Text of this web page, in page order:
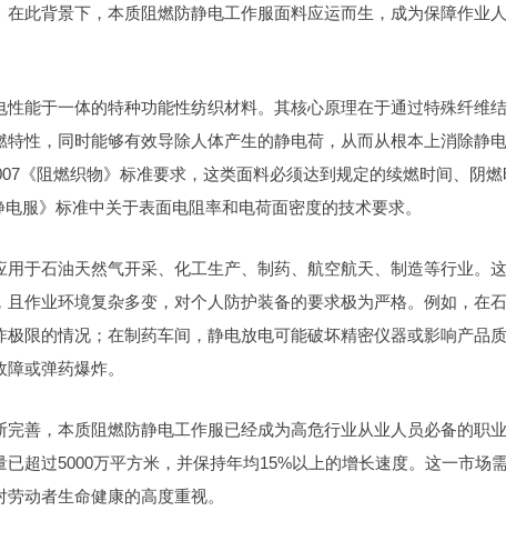
此背景下，本质阻燃防静电工作服面料应运而生，成为保障作业
能于一体的特种功能性纺织材料。其核心原理在于通过特殊纤维
性，同时能够有效导除人体产生的静电荷，从而从根本上消除静
《阻燃织物》标准要求，这类面料必须达到规定的续燃时间、阴燃
服》标准中关于表面电阻率和电荷面密度的技术要求。
于石油天然气开采、化工生产、制药、航空航天、制造等行业。
作业环境复杂多变，对个人防护装备的要求极为严格。例如，在
限的情况；在制药车间，静电放电可能破坏精密仪器或影响产品质
或弹药爆炸。
善，本质阻燃防静电工作服已经成为高危行业从业人员必备的职
超过5000万平方米，并保持年均15%以上的增长速度。这一市场
动者生命健康的高度重视。